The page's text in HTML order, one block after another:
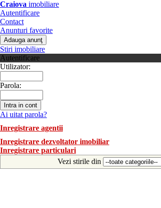
Craiova imobiliare
Autentificare
Contact
Anunturi favorite
Stiri imobiliare
Autentificare
Utilizator:
Parola:
Ai uitat parola?
Inregistrare agentii
Inregistrare dezvoltator imobiliar
Inregistrare particulari
Vezi stirile din